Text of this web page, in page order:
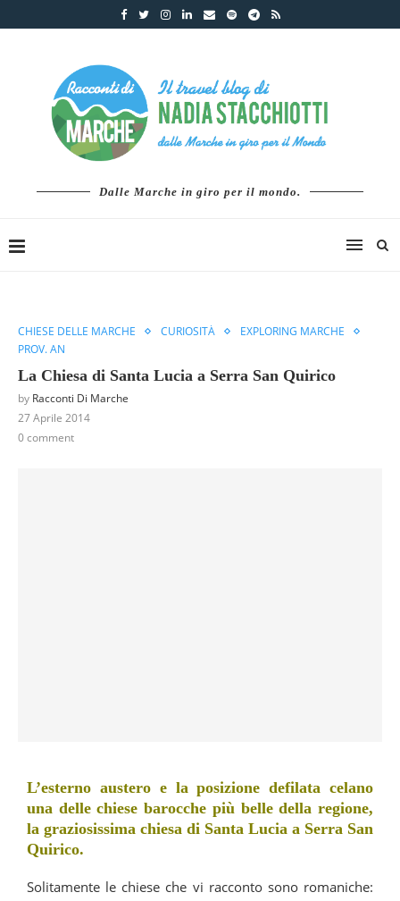
Dalle Marche in giro per il mondo.
CHIESE DELLE MARCHE CURIOSITÀ
EXPLORING MARCHE
PROV. AN
La Chiesa di Santa Lucia a Serra San Quirico
by Racconti Di Marche
27 Aprile 2014
0 comment
L’esterno austero e la posizione defilata celano
una delle chiese barocche più belle della regione,
la graziosissima chiesa di Santa Lucia a Serra San
Quirico.
Solitamente le chiese che vi racconto sono romaniche: